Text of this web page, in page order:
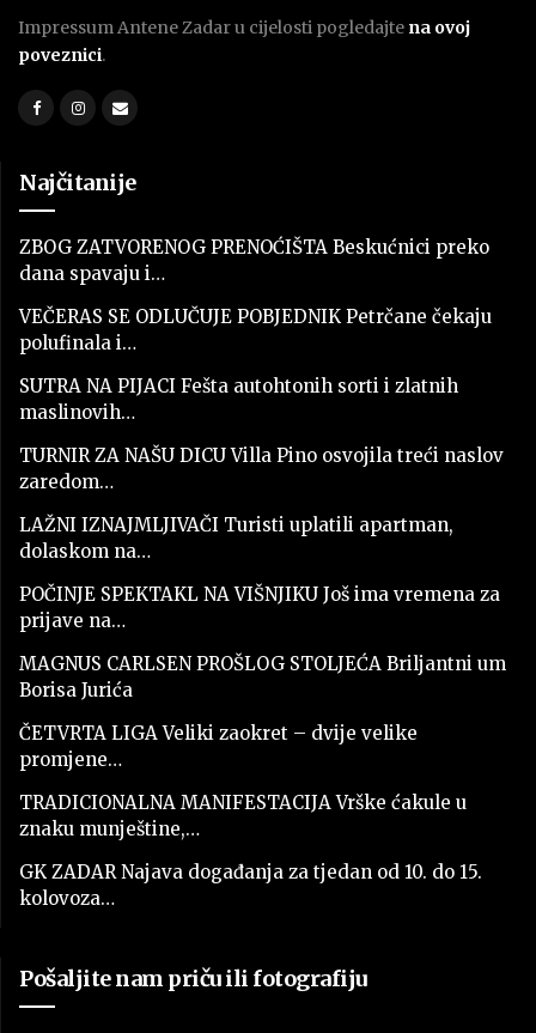
Impressum Antene Zadar u cijelosti pogledajte na ovoj
poveznici.
Najčitanije
ZBOG ZATVORENOG PRENOĆIŠTA Beskućnici preko
dana spavaju i…
VEČERAS SE ODLUČUJE POBJEDNIK Petrčane čekaju
polufinala i…
SUTRA NA PIJACI Fešta autohtonih sorti i zlatnih
maslinovih…
TURNIR ZA NAŠU DICU Villa Pino osvojila treći naslov
zaredom…
LAŽNI IZNAJMLJIVAČI Turisti uplatili apartman,
dolaskom na…
POČINJE SPEKTAKL NA VIŠNJIKU Još ima vremena za
prijave na…
MAGNUS CARLSEN PROŠLOG STOLJEĆA Briljantni um
Borisa Jurića
ČETVRTA LIGA Veliki zaokret – dvije velike
promjene…
TRADICIONALNA MANIFESTACIJA Vrške ćakule u
znaku munještine,…
GK ZADAR Najava događanja za tjedan od 10. do 15.
kolovoza…
Pošaljite nam priču ili fotografiju